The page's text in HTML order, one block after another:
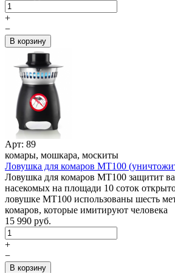
+
−
Арт: 89
комары, мошкара, москиты
Ловушка для комаров MT100
Ловушка для комаров MT100 защитит
насекомых на площади 10 соток
ловушке MT100 использованы шесть
комаров, которые имитируют человека
15 990 руб.
+
−